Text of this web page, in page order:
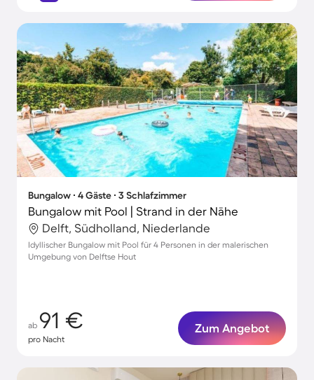
Bungalow ∙ 4 Gäste ∙ 3 Schlafzimmer
Bungalow mit Pool | Strand in der Nähe
Delft, Südholland, Niederlande
Idyllischer Bungalow mit Pool für 4 Personen in der malerischen
Umgebung von Delftse Hout
ab 91 €
pro Nacht
Zum Angebot